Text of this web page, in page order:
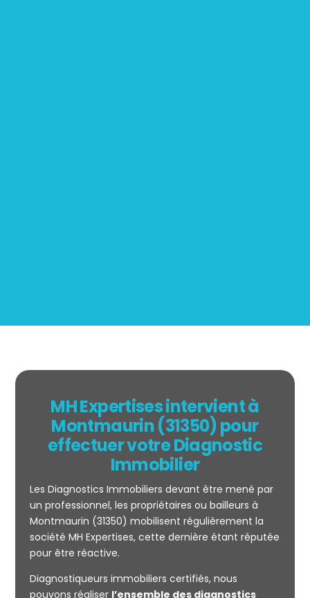
Mesurage
CARREZ
MH Expertises intervient à
Montmaurin (31350) pour
effectuer votre Diagnostic
Immobilier
Les Diagnostics Immobiliers devant être mené par
un professionnel, les propriétaires ou bailleurs à
Montmaurin (31350) mobilisent régulièrement la
société MH Expertises, cette dernière étant réputée
pour être réactive.
Diagnostiqueurs immobiliers certifiés, nous
pouvons réaliser l’ensemble des diagnostics